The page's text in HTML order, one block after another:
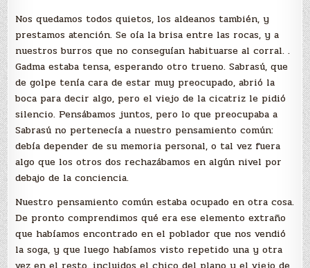
Nos quedamos todos quietos, los aldeanos también, y
prestamos atención. Se oía la brisa entre las rocas, y a
nuestros burros que no conseguían habituarse al corral. .
Gadma estaba tensa, esperando otro trueno. Sabrasú, que
de golpe tenía cara de estar muy preocupado, abrió la
boca para decir algo, pero el viejo de la cicatriz le pidió
silencio. Pensábamos juntos, pero lo que preocupaba a
Sabrasú no pertenecía a nuestro pensamiento común:
debía depender de su memoria personal, o tal vez fuera
algo que los otros dos rechazábamos en algún nivel por
debajo de la conciencia.
Nuestro pensamiento común estaba ocupado en otra cosa.
De pronto comprendimos qué era ese elemento extraño
que habíamos encontrado en el poblador que nos vendió
la soga, y que luego habíamos visto repetido una y otra